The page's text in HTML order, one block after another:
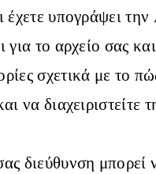
έχετε υπογράψει
για το αρχείο σας
σχετικά με το
να διαχειριστείτε
διεύθυνση μπορεί